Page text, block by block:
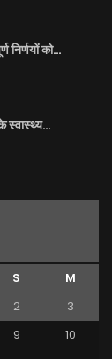
निर्णयों को…
स्वास्थ्य…
S
M
2
3
9
10